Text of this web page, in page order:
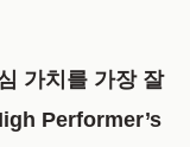
가치를 가장 잘
Performer’s